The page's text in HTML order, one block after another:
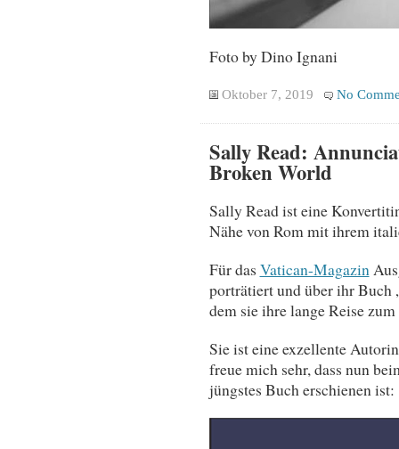
Foto by Dino Ignani
Oktober 7, 2019 No
Sally Read:
Broken World
Sally Read ist eine
Nähe von Rom mit ihrem
Für das Vatican-Magazin
porträtiert und über ihr Buch
dem sie ihre lange Reise
Sie ist eine exzellente
freue mich sehr, dass nun
jüngstes Buch erschienen ist: